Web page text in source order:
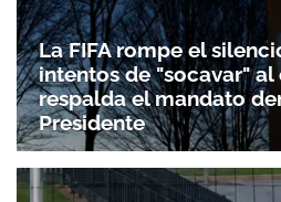
La FIFA rompe el
intentos de "socavar" al
respalda el mandato
Presidente